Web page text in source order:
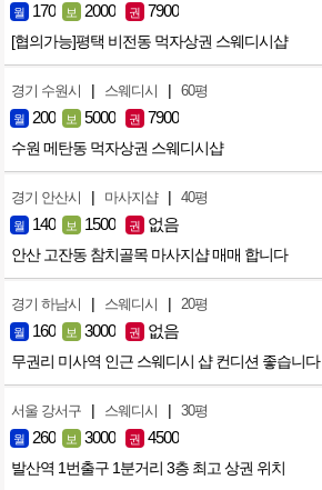
월 170 보 2000 권 7900
[협의가능]평택 비전동 먹자상권 스웨디시샵
경기 수원시 | 스웨디시 | 60평
월 200 보 5000 권 7900
수원 메탄동 먹자상권 스웨디시샵
경기 안산시 | 마사지샵 | 40평
월 140 보 1500 권 없음
안산 고잔동 참치골목 마사지샵 매매 합니다
경기 하남시 | 스웨디시 | 20평
월 160 보 3000 권 없음
무권리 미사역 인근 스웨디시 샵 컨디션 좋습니다
서울 강서구 | 스웨디시 | 30평
월 260 보 3000 권 4500
발산역 1번출구 1분거리 3층 최고 상권 위치